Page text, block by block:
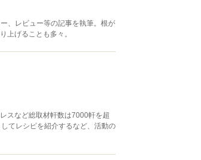
、レビュー等の記事を執筆。根が
上げることも多々。
スなど総取材軒数は7000軒を超
てレシピを紹介するなど、活動の